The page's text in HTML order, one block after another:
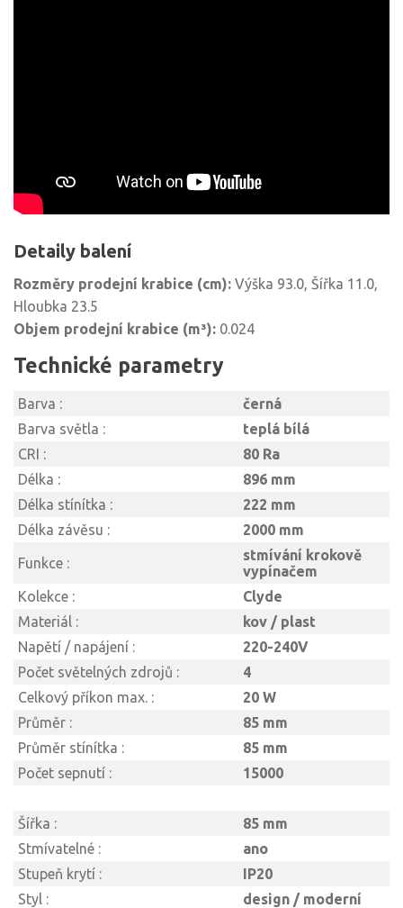
Detaily balení
Rozměry prodejní krabice (cm): Výška 93.0, Šířka 11.0,
Hloubka 23.5
Objem prodejní krabice (m³): 0.024
Technické parametry
Barva :
černá
Barva světla :
teplá bílá
CRI :
80 Ra
Délka :
896 mm
Délka stínítka :
222 mm
Délka závěsu :
2000 mm
Funkce :
stmívání krokově
vypínačem
Kolekce :
Clyde
Materiál :
kov / plast
Napětí / napájení :
220-240V
Počet světelných zdrojů :
4
Celkový příkon max. :
20 W
Průměr :
85 mm
Průměr stínítka :
85 mm
Počet sepnutí :
15000
Šířka :
85 mm
Stmívatelné :
ano
Stupeň krytí :
IP20
Styl :
design / moderní